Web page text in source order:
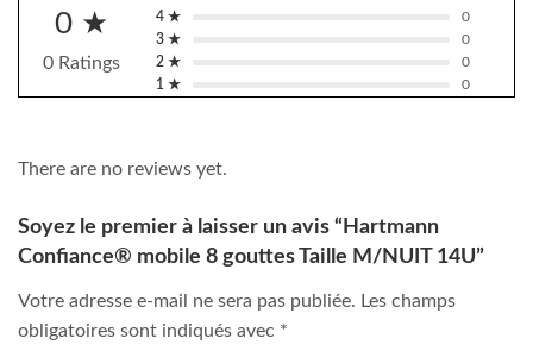
0 ★
0 Ratings
4 ★
0
3 ★
0
2 ★
0
1 ★
0
There are no reviews yet.
Soyez le premier à laisser un avis “Hartmann
Confiance® mobile 8 gouttes Taille M/NUIT 14U”
Votre adresse e-mail ne sera pas publiée. Les champs
obligatoires sont indiqués avec *